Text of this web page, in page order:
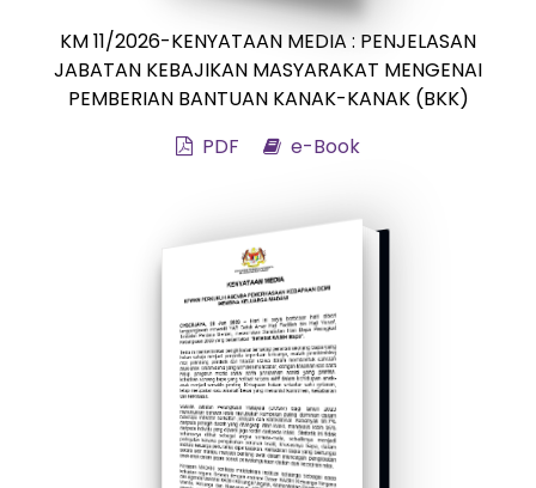
KM 11/2026-KENYATAAN MEDIA : PENJELASAN
JABATAN KEBAJIKAN MASYARAKAT MENGENAI
PEMBERIAN BANTUAN KANAK-KANAK (BKK)
PDF
e-Book